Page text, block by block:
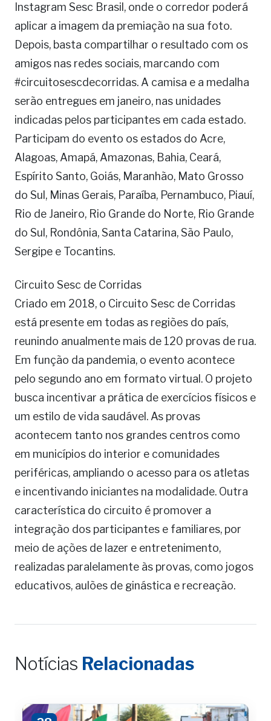
Instagram Sesc Brasil, onde o corredor poderá
aplicar a imagem da premiação na sua foto.
Depois, basta compartilhar o resultado com os
amigos nas redes sociais, marcando com
#circuitosescdecorridas. A camisa e a medalha
serão entregues em janeiro, nas unidades
indicadas pelos participantes em cada estado.
Participam do evento os estados do Acre,
Alagoas, Amapá, Amazonas, Bahia, Ceará,
Espírito Santo, Goiás, Maranhão, Mato Grosso
do Sul, Minas Gerais, Paraíba, Pernambuco, Piauí,
Rio de Janeiro, Rio Grande do Norte, Rio Grande
do Sul, Rondônia, Santa Catarina, São Paulo,
Sergipe e Tocantins.
Circuito Sesc de Corridas
Criado em 2018, o Circuito Sesc de Corridas
está presente em todas as regiões do país,
reunindo anualmente mais de 120 provas de rua.
Em função da pandemia, o evento acontece
pelo segundo ano em formato virtual. O projeto
busca incentivar a prática de exercícios físicos e
um estilo de vida saudável. As provas
acontecem tanto nos grandes centros como
em municípios do interior e comunidades
periféricas, ampliando o acesso para os atletas
e incentivando iniciantes na modalidade. Outra
característica do circuito é promover a
integração dos participantes e familiares, por
meio de ações de lazer e entretenimento,
realizadas paralelamente às provas, como jogos
educativos, aulões de ginástica e recreação.
Notícias Relacionadas